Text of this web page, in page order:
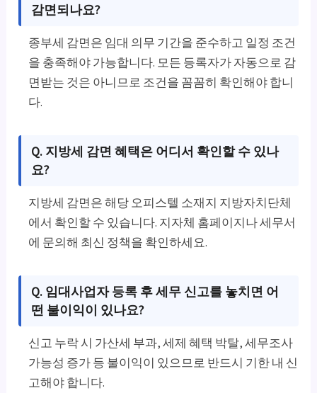
감면되나요?
종부세 감면은 임대 의무 기간을 준수하고 일정 조건
을 충족해야 가능합니다. 모든 등록자가 자동으로 감
면받는 것은 아니므로 조건을 꼼꼼히 확인해야 합니
다.
Q. 지방세 감면 혜택은 어디서 확인할 수 있나
요?
지방세 감면은 해당 오피스텔 소재지 지방자치단체
에서 확인할 수 있습니다. 지자체 홈페이지나 세무서
에 문의해 최신 정책을 확인하세요.
Q. 임대사업자 등록 후 세무 신고를 놓치면 어
떤 불이익이 있나요?
신고 누락 시 가산세 부과, 세제 혜택 박탈, 세무조사
가능성 증가 등 불이익이 있으므로 반드시 기한 내 신
고해야 합니다.